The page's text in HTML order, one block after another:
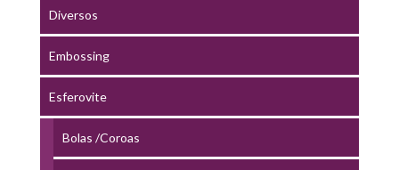
Diversos
Embossing
Esferovite
Bolas /Coroas